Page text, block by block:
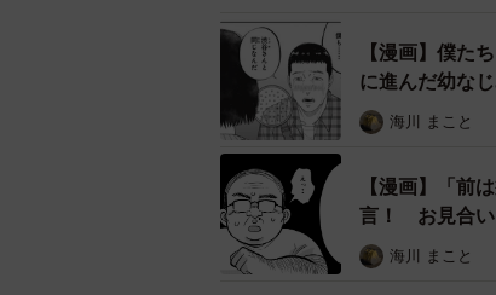
と却下されてしまいます。そ
スを取り寄せることになりま
【漫画】僕た
に進んだ幼な
海川 まこと
【漫画】「前
言！ お見合い
海川 まこと